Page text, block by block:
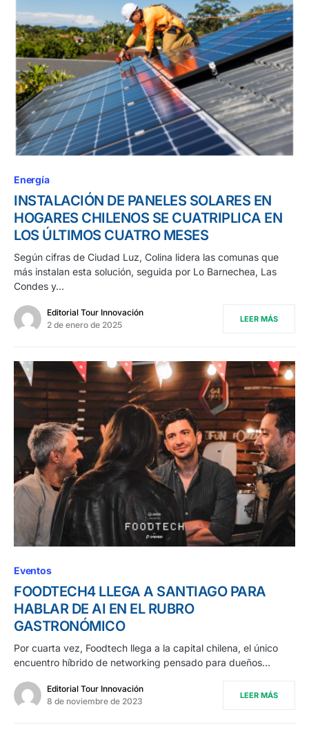
Energía
INSTALACIÓN DE PANELES SOLARES EN
HOGARES CHILENOS SE CUATRIPLICA EN
LOS ÚLTIMOS CUATRO MESES
Según cifras de Ciudad Luz, Colina lidera las comunas que
más instalan esta solución, seguida por Lo Barnechea, Las
Condes y…
Editorial Tour Innovación
2 de enero de 2025
LEER MÁS
Eventos
FOODTECH4 LLEGA A SANTIAGO PARA
HABLAR DE AI EN EL RUBRO
GASTRONÓMICO
Por cuarta vez, Foodtech llega a la capital chilena, el único
encuentro híbrido de networking pensado para dueños…
Editorial Tour Innovación
8 de noviembre de 2023
LEER MÁS